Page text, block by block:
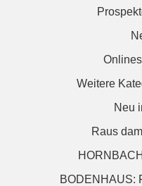
Weitere
Neu
Raus
BODENHAUS: